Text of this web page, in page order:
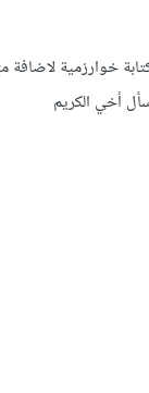
خوارزمية
أخي الكريم